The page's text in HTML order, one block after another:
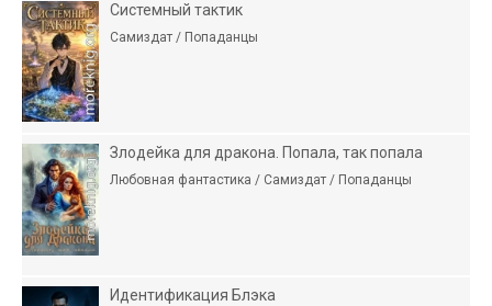
Системный тактик
Самиздат / Попаданцы
Злодейка для дракона. Попала, так попала
Любовная фантастика / Самиздат / Попаданцы
Идентификация Блэка